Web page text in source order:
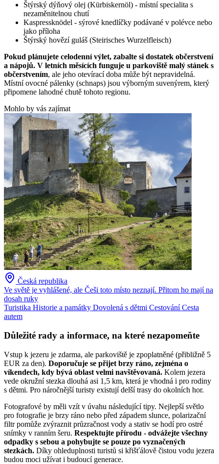
Štýrský dýňový olej (Kürbiskernöl) - místní specialita s
nezaměnitelnou chutí
Kaspressknödel - sýrové knedlíčky podávané v polévce nebo
jako příloha
Štýrský hovězí guláš (Steirisches Wurzelfleisch)
Pokud plánujete celodenní výlet, zabalte si dostatek občerstvení
a nápojů. V letních měsících funguje u parkoviště malý stánek s
občerstvením, ale jeho otevírací doba může být nepravidelná.
Místní ovocné pálenky (schnaps) jsou výborným suvenýrem, který
připomene lahodné chutě tohoto regionu.
Mohlo by vás zajímat
Česká republika
Ve světě je vyhlášené, ale Češi toto místo neznají. Přitom ho mají na
dosah ruky
Turistika Historie a památky Dovolená s dětmi CestováníCesta
autem
Důležité rady a informace, na které nezapomeňte
Vstup k jezeru je zdarma, ale parkoviště je zpoplatněné (přibližně 5
EUR za den). Doporučuje se přijet brzy ráno, zejména o
víkendech, kdy bývá oblast velmi navštěvovaná. Kolem jezera
vede okružní stezka dlouhá asi 1,5 km, která je vhodná i pro rodiny
s dětmi. Pro náročnější turisty existují delší trasy do okolních hor.
Fotografové by měli vzít v úvahu následující tipy. Nejlepší světlo
pro fotografie je brzy ráno nebo před západem slunce, polarizační
filtr pomůže zvýraznit průzračnost vody a stativ se hodí pro ostré
snímky v ranním šeru. Respektujte přírodu - odvážejte všechny
odpadky s sebou a pohybujte se pouze po vyznačených
stezkách. Díky ohleduplnosti turistů si křišťálově čistou vodu jezera
budou moci užívat i budoucí generace.